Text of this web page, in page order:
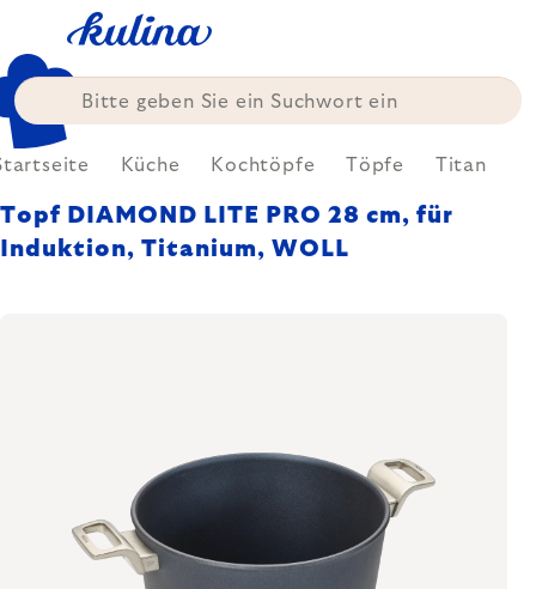
springen
Küche Kochtöpfe Töpfe Titan
Topf DIAMOND LITE PRO 28 cm, für
Induktion, Titanium, WOLL